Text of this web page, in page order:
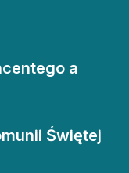
a
Świętej